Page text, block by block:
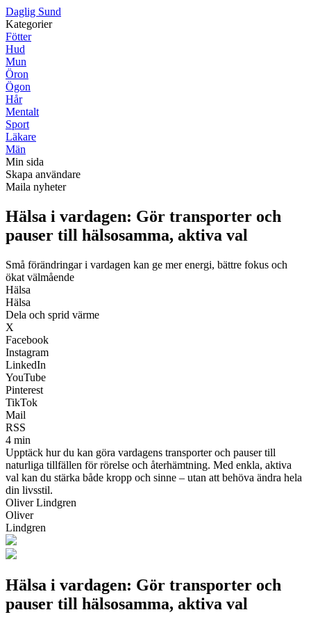
Daglig Sund
Kategorier
Fötter
Hud
Mun
Öron
Ögon
Hår
Mentalt
Sport
Läkare
Män
Min sida
Skapa användare
Maila nyheter
Hälsa i vardagen: Gör transporter och
pauser till hälsosamma, aktiva val
Små förändringar i vardagen kan ge mer energi, bättre fokus och
ökat välmående
Hälsa
Hälsa
Dela och sprid värme
X
Facebook
Instagram
LinkedIn
YouTube
Pinterest
TikTok
Mail
RSS
4 min
Upptäck hur du kan göra vardagens transporter och pauser till
naturliga tillfällen för rörelse och återhämtning. Med enkla, aktiva
val kan du stärka både kropp och sinne – utan att behöva ändra hela
din livsstil.
Oliver Lindgren
Oliver
Lindgren
Hälsa i vardagen: Gör transporter och
pauser till hälsosamma, aktiva val